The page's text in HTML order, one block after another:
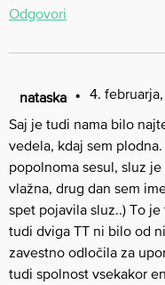
Odgovori
nataska
4. februarja,
Saj je tudi nama bilo
vedela, kdaj sem
popolnoma sesul, sluz
vlažna, drug dan sem
spet pojavila sluz..) To
tudi dviga TT ni bilo od
zavestno odločila za
tudi spolnost vsekakor